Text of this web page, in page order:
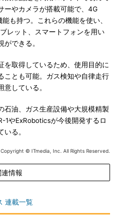
ーやカメラが搭載可能で、4G
も持つ。これらの機能を使い、
レット、スマートフォンを用い
できる。
取得しているため、使用目的に
ことも可能。ガス検知や自律走行
している。
油、ガス生産設備や大規模精製
1やExRoboticsが今後開発するロ
る。
Copyright © ITmedia, Inc. All Rights Reserved.
連情報
連載一覧